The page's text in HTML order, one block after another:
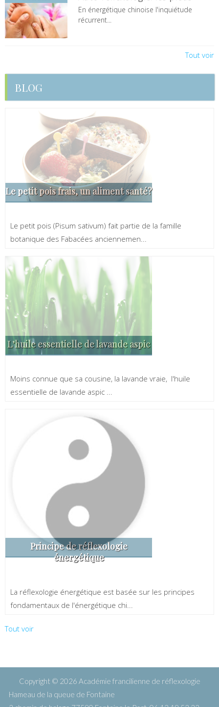
En énergétique chinoise l'inquiétude
récurrent...
Tout voir
BLOG
Le petit pois frais, un aliment santé?
Le petit pois (Pisum sativum) fait partie de la famille
botanique des Fabacées anciennemen...
L’huile essentielle de lavande aspic
Moins connue que sa cousine, la lavande vraie, l'huile
essentielle de lavande aspic ...
Principe de réflexologie
énergétique
La réflexologie énergétique est basée sur les principes
fondamentaux de l'énergétique chi...
Tout voir
Copyright © 2026 Académie francilienne de réflexologie
Hameau de la queue de Fontaine